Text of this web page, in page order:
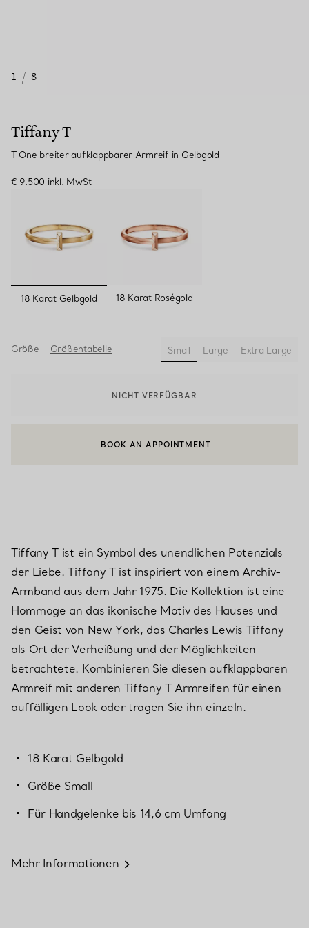
1 / 8
Tiffany T
T One breiter aufklappbarer Armreif in Gelbgold
€ 9.500 inkl. MwSt
ausgewählt
18 Karat Gelbgold 18 Karat Roségold
Größe Größentabelle
Small
ausgewählt
Large Extra Large
NICHT VERFÜGBAR
EINEN KUNDENBERATER KONTAKTIEREN ODER EINEN
BOOK AN APPOINTMENT
Tiffany T ist ein Symbol des unendlichen Potenzials
der Liebe. Tiffany T ist inspiriert von einem Archiv-
Armband aus dem Jahr 1975. Die Kollektion ist eine
Hommage an das ikonische Motiv des Hauses und
den Geist von New York, das Charles Lewis Tiffany
als Ort der Verheißung und der Möglichkeiten
betrachtete. Kombinieren Sie diesen aufklappbaren
Armreif mit anderen Tiffany T Armreifen für einen
auffälligen Look oder tragen Sie ihn einzeln.
18 Karat Gelbgold
Größe Small
Für Handgelenke bis 14,6 cm Umfang
Mehr Informationen